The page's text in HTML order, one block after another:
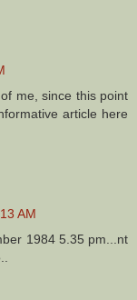
me, since this point
article here
AM
1984 5.35 pm...nt